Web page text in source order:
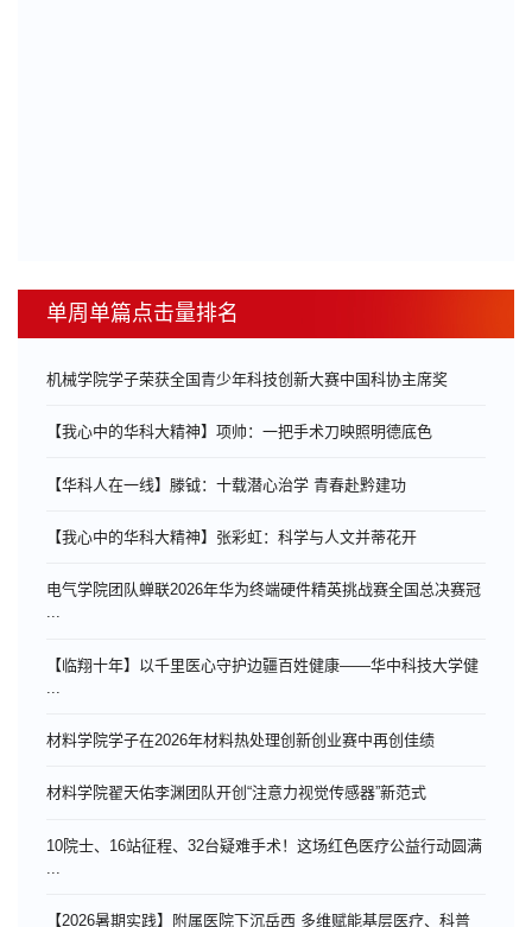
单周单篇点击量排名
机械学院学子荣获全国青少年科技创新大赛中国科协主席奖
【我心中的华科大精神】项帅：一把手术刀映照明德底色
【华科人在一线】滕钺：十载潜心治学 青春赴黔建功
【我心中的华科大精神】张彩虹：科学与人文并蒂花开
电气学院团队蝉联2026年华为终端硬件精英挑战赛全国总决赛冠
...
【临翔十年】以千里医心守护边疆百姓健康——华中科技大学健
材料学院学子在2026年材料热处理创新创业赛中再创佳绩
材料学院翟天佑李渊团队开创“注意力视觉传感器”新范式
10院士、16站征程、32台疑难手术！这场红色医疗公益行动圆满
【2026暑期实践】附属医院下沉岳西 多维赋能基层医疗、科普